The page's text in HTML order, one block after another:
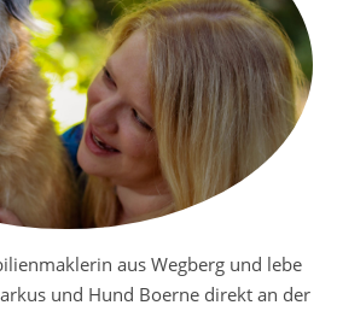
aus Wegberg und lebe
und Hund Boerne direkt an der